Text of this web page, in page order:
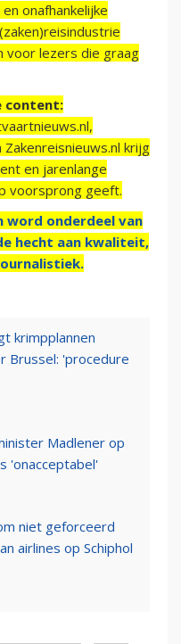
onafhankelijke
voor lezers die graag
content:
krijg
en jarenlange
voorsprong geeft.
word onderdeel van
hecht aan kwaliteit,
krimpplannen
Brussel: 'procedure
Madlener op
'onacceptabel'
niet geforceerd
airlines op Schiphol